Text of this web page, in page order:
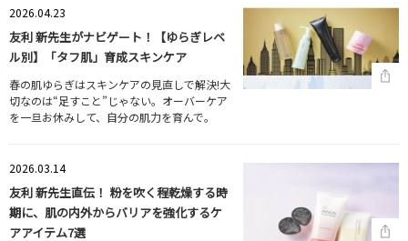
2026.04.23
友利 新先生がナビゲート！【ゆらぎレベ
ル別】「タフ肌」育成スキンケア
春の肌ゆらぎはスキンケアの見直しで解決!大
切なのは“足すこと”じゃない。オーバーケア
を一旦お休みして、自分の肌力を育んで。
2026.03.14
友利 新先生直伝！ 粉を吹く程乾燥する時
期に、肌の内外からバリアを強化するケ
アアイテム7選